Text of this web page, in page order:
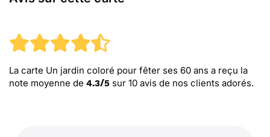
La carte Un jardin coloré pour fêter ses 60 ans a reçu la
note moyenne de 4.3/5 sur 10 avis de nos clients adorés.